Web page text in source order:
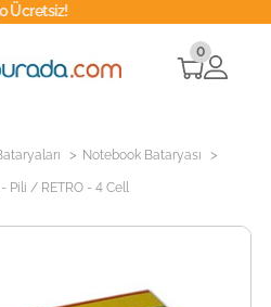
0
> Notebook Bataryası >
Pili / RETRO - 4 Cell